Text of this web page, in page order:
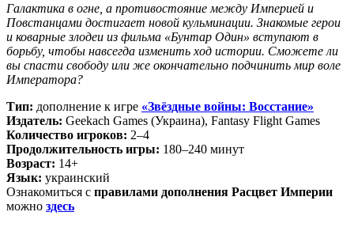
Галактика в огне, а противостояние между Империей и
Повстанцами достигает новой кульминации. Знакомые герои
и коварные злодеи из фильма «Бунтар Один» вступают в
борьбу, чтобы навсегда изменить ход истории. Сможете ли
вы спасти свободу или же окончательно подчинить мир воле
Императора?
Тип: дополнение к игре «Звёздные войны: Восстание»
Издатель: Geekach Games (Украина), Fantasy Flight Games
Количество игроков: 2–4
Продолжительность игры: 180–240 минут
Возраст: 14+
Язык: украинский
Ознакомиться с правилами дополнения Расцвет Империи
можно здесь